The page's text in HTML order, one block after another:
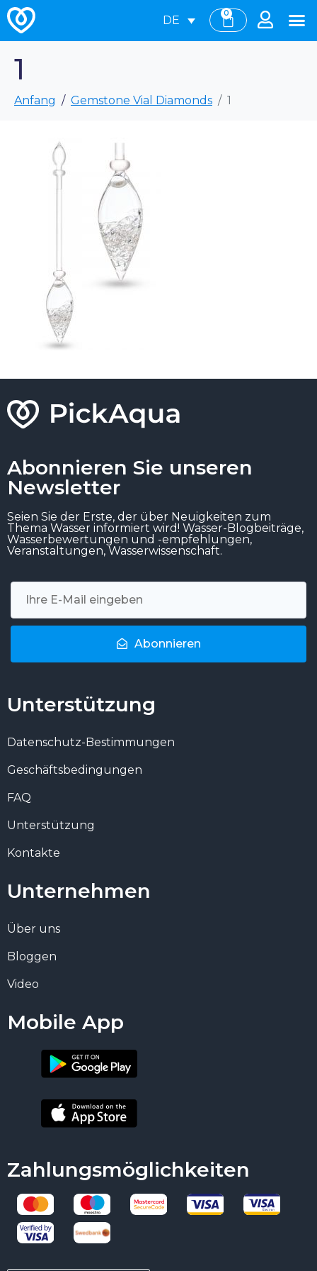
DE
0
1
Anfang Gemstone Vial Diamonds 1
Abonnieren Sie unseren
Newsletter
Seien Sie der Erste, der über Neuigkeiten zum
Thema Wasser informiert wird! Wasser-Blogbeiträge,
Wasserbewertungen und -empfehlungen,
Veranstaltungen, Wasserwissenschaft.
Abonnieren
Unterstützung
Datenschutz-Bestimmungen
Geschäftsbedingungen
FAQ
Unterstützung
Kontakte
Unternehmen
Über uns
Bloggen
Video
Mobile App
Zahlungsmöglichkeiten